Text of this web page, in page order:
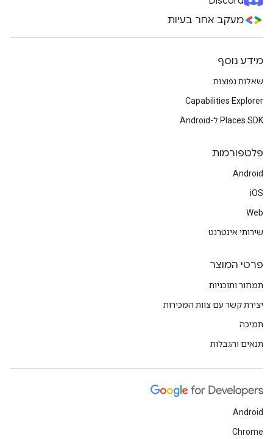
מעקב אחר בעיות
מידע נוסף
שאלות נפוצות
Capabilities Explorer
Places SDK ל-Android
פלטפורמות
Android
iOS
Web
שירותי אינטרנט
פרטי המוצר
תמחור ותוכניות
יצירת קשר עם צוות המכירות
תמיכה
תנאים והגבלות
Android
Chrome